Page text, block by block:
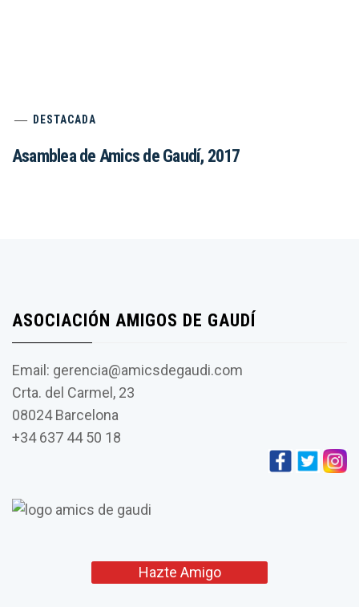
DESTACADA
Asamblea de Amics de Gaudí, 2017
ASOCIACIÓN AMIGOS DE GAUDÍ
Email: gerencia@amicsdegaudi.com
Crta. del Carmel, 23
08024 Barcelona
+34 637 44 50 18
Hazte Amigo